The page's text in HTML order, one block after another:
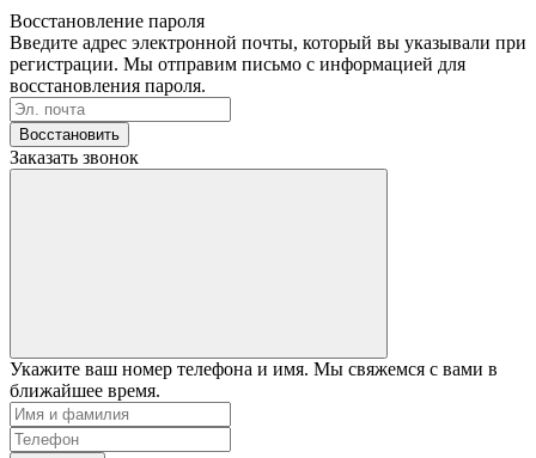
Восстановление пароля
Введите адрес электронной почты, который вы указывали при
регистрации. Мы отправим письмо с информацией для
восстановления пароля.
Восстановить
Заказать звонок
Укажите ваш номер телефона и имя. Мы свяжемся с вами в
ближайшее время.